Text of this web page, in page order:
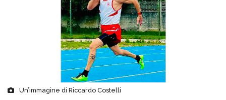
Un’immagine di Riccardo Costelli